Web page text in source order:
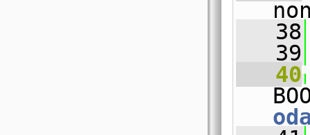
   38
   39
   40